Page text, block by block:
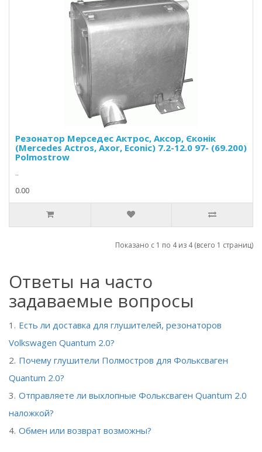
Резонатор Мерседес Актрос, Аксор, Єконік
(Mercedes Actros, Axor, Econic) 7.2-12.0 97- (69.200)
Polmostrow
..
0.00
Показано с 1 по 4 из 4 (всего 1 страниц)
Ответы на часто
задаваемые вопросы
Есть ли доставка для глушителей, резонаторов
Volkswagen Quantum 2.0?
Почему глушители Полмостров для Фольксваген
Quantum 2.0?
Отправляете ли выхлопные Фольксваген Quantum 2.0
наложкой?
Обмен или возврат возможны?